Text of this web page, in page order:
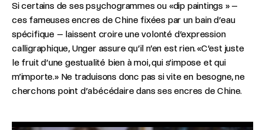
Si certains de ses psychogrammes ou «dip paintings » –
ces fameuses encres de Chine fixées par un bain d’eau
spécifique – laissent croire une volonté d’expression
calligraphique, Unger assure qu’il n’en est rien. «C’est juste
le fruit d’une gestualité bien à moi, qui s’impose et qui
m’importe.» Ne traduisons donc pas si vite en besogne, ne
cherchons point d’abécédaire dans ses encres de Chine.